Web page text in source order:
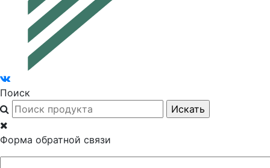
Поиск
Форма обратной связи